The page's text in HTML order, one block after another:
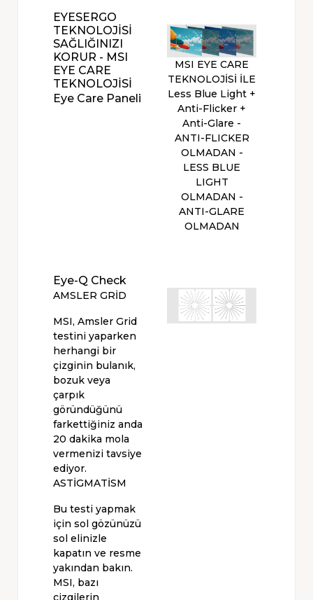
EYESERGO
TEKNOLOJİSİ
SAĞLIĞINIZI
KORUR - MSI
EYE CARE
TEKNOLOJİSİ
Eye Care Paneli
MSI EYE CARE
TEKNOLOJİSİ İLE
Less Blue Light +
Anti-Flicker +
Anti-Glare -
ANTI-FLICKER
OLMADAN -
LESS BLUE
LIGHT
OLMADAN -
ANTI-GLARE
OLMADAN
Eye-Q Check
AMSLER GRİD
MSI, Amsler Grid
testini yaparken
herhangi bir
çizginin bulanık,
bozuk veya
çarpık
göründüğünü
farkettiğiniz anda
20 dakika mola
vermenizi tavsiye
ediyor.
ASTİGMATİSM
Bu testi yapmak
için sol gözünüzü
sol elinizle
kapatın ve resme
yakından bakın.
MSI, bazı
çizgilerin